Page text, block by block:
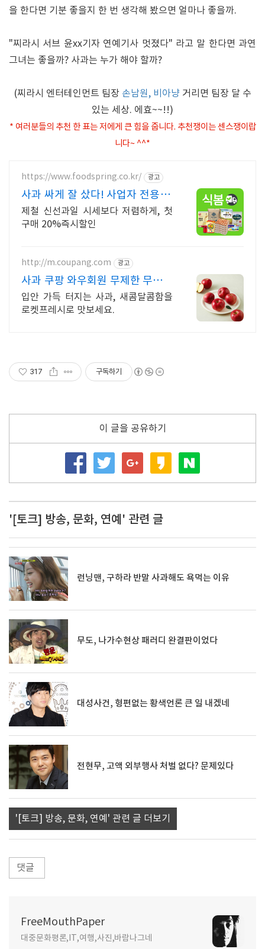
을 한다면 기분 좋을지 한 번 생각해 봤으면 얼마나 좋을까.
"찌라시 서브 윤xx기자 연예기사 멋졌다" 라고 말 한다면 과연
그녀는 좋을까? 사과는 누가 해야 할까?
(찌라시 엔터테인먼트 팀장 손남원, 비아냥거리면 팀장 달 수
있는 세상. 에효~~!!)
* 여러분들의 추천 한 표는 저에게 큰 힘을 줍니다. 추천쟁이는 센스쟁이랍
니다~ ^^*
https://www.foodspring.co.kr/ 광고
사과 싸게 잘 샀다! 사업자 전용 특
가
제철 신선과일 시세보다 저렴하게, 첫
구매 20%즉시할인
http://m.coupang.com 광고
사과 쿠팡 와우회원 무제한 무료배
송
입안 가득 터지는 사과, 새콤달콤함을
로켓프레시로 맛보세요.
317 구독하기
이 글을 공유하기
'[토크] 방송, 문화, 연예' 관련 글
런닝맨, 구하라 반말 사과해도 욕먹는 이유
무도, 나가수현상 패러디 완결판이었다
대성사건, 형편없는 황색언론 큰 일 내겠네
전현무, 고액 외부행사 처벌 없다? 문제있다
'[토크] 방송, 문화, 연예' 관련 글 더보기
댓글
FreeMouthPaper
대중문화평론,IT,여행,사진,바람나그네